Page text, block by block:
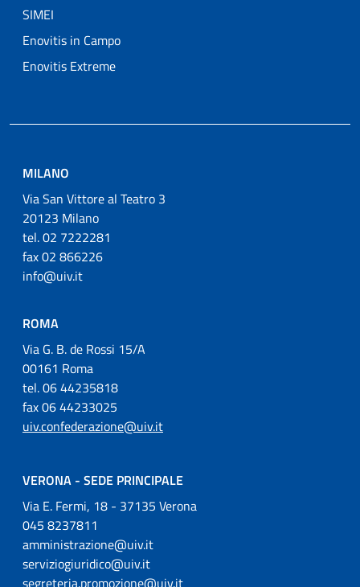
SIMEI
Enovitis in Campo
Enovitis Extreme
MILANO
Via San Vittore al Teatro 3
20123 Milano
tel. 02 7222281
fax 02 866226
info@uiv.it
ROMA
Via G. B. de Rossi 15/A
00161 Roma
tel. 06 44235818
fax 06 44233025
uiv.confederazione@uiv.it
VERONA - SEDE PRINCIPALE
Via E. Fermi, 18 - 37135 Verona
045 8237811
amministrazione@uiv.it
serviziogiuridico@uiv.it